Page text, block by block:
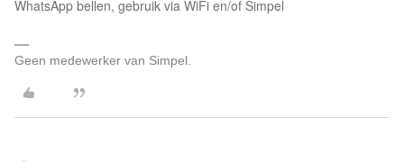
WhatsApp bellen, gebruik via WiFi en/of Simpel
Geen medewerker van Simpel.